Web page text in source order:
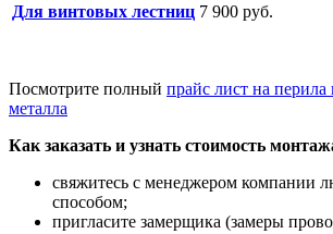
Для винтовых лестниц 7 900 руб.
Посмотрите полный прайс лист на
металла
Как заказать и узнать стоимость
свяжитесь с менеджером компании
способом;
пригласите замерщика (замеры